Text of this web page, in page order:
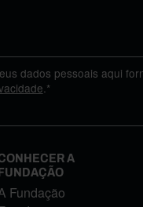
dados pessoais aqui
.*
A
Fundação